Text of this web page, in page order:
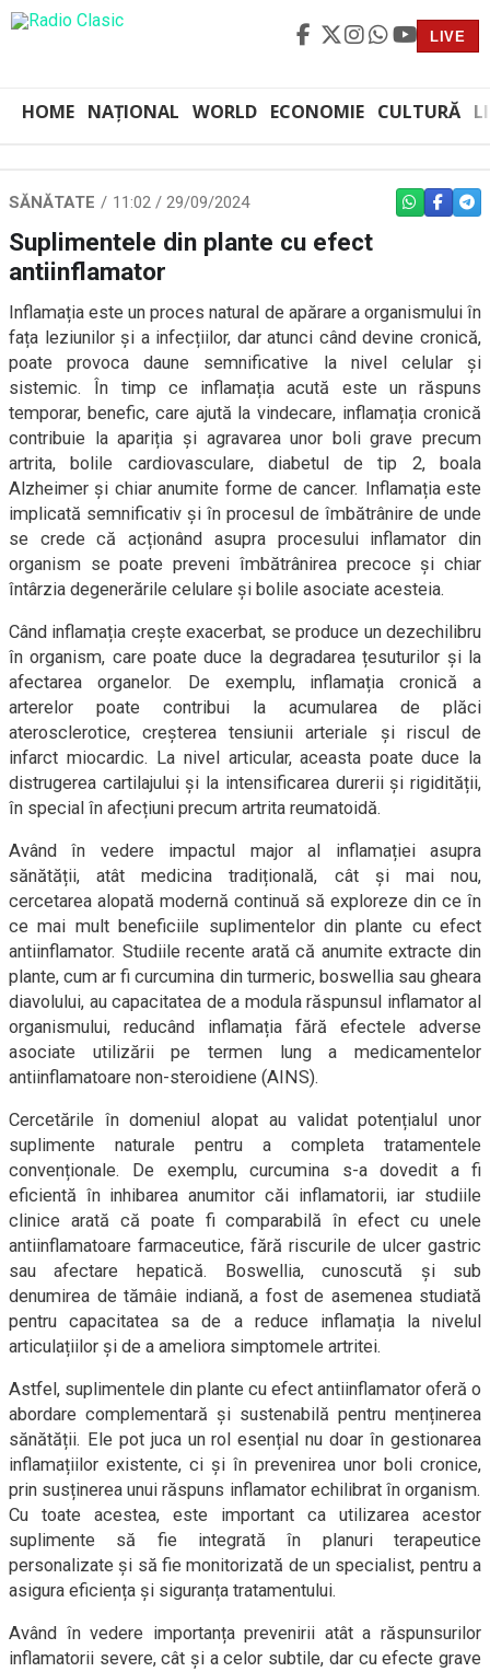
LIVE
HOME NAȚIONAL WORLD ECONOMIE CULTURĂ
SĂNĂTATE 11:02 / 29/09/2024 WHATSAPP
Suplimentele din plante cu efect
antiinflamator
Inflamația este un proces natural de apărare a organismului în
fața leziunilor și a infecțiilor, dar atunci când devine cronică,
poate provoca daune semnificative la nivel celular și
sistemic. În timp ce inflamația acută este un răspuns
temporar, benefic, care ajută la vindecare, inflamația cronică
contribuie la apariția și agravarea unor boli grave precum
artrita, bolile cardiovasculare, diabetul de tip 2, boala
Alzheimer și chiar anumite forme de cancer. Inflamația este
implicată semnificativ și în procesul de îmbătrânire de unde
se crede că acționând asupra procesului inflamator din
organism se poate preveni îmbătrânirea precoce și chiar
întârzia degenerările celulare și bolile asociate acesteia.
Când inflamația crește exacerbat, se produce un dezechilibru
în organism, care poate duce la degradarea țesuturilor și la
afectarea organelor. De exemplu, inflamația cronică a
arterelor poate contribui la acumularea de plăci
aterosclerotice, creșterea tensiunii arteriale și riscul de
infarct miocardic. La nivel articular, aceasta poate duce la
distrugerea cartilajului și la intensificarea durerii și rigidității,
în special în afecțiuni precum artrita reumatoidă.
Având în vedere impactul major al inflamației asupra
sănătății, atât medicina tradițională, cât și mai nou,
cercetarea alopată modernă continuă să exploreze din ce în
ce mai mult beneficiile suplimentelor din plante cu efect
antiinflamator. Studiile recente arată că anumite extracte din
plante, cum ar fi curcumina din turmeric, boswellia sau gheara
diavolului, au capacitatea de a modula răspunsul inflamator al
organismului, reducând inflamația fără efectele adverse
asociate utilizării pe termen lung a medicamentelor
antiinflamatoare non-steroidiene (AINS).
Cercetările în domeniul alopat au validat potențialul unor
suplimente naturale pentru a completa tratamentele
convenționale. De exemplu, curcumina s-a dovedit a fi
eficientă în inhibarea anumitor căi inflamatorii, iar studiile
clinice arată că poate fi comparabilă în efect cu unele
antiinflamatoare farmaceutice, fără riscurile de ulcer gastric
sau afectare hepatică. Boswellia, cunoscută și sub
denumirea de tămâie indiană, a fost de asemenea studiată
pentru capacitatea sa de a reduce inflamația la nivelul
articulațiilor și de a ameliora simptomele artritei.
Astfel, suplimentele din plante cu efect antiinflamator oferă o
abordare complementară și sustenabilă pentru menținerea
sănătății. Ele pot juca un rol esențial nu doar în gestionarea
inflamațiilor existente, ci și în prevenirea unor boli cronice,
prin susținerea unui răspuns inflamator echilibrat în organism.
Cu toate acestea, este important ca utilizarea acestor
suplimente să fie integrată în planuri terapeutice
personalizate și să fie monitorizată de un specialist, pentru a
asigura eficiența și siguranța tratamentului.
Având în vedere importanța prevenirii atât a răspunsurilor
inflamatorii severe, cât și a celor subtile, dar cu efecte grave